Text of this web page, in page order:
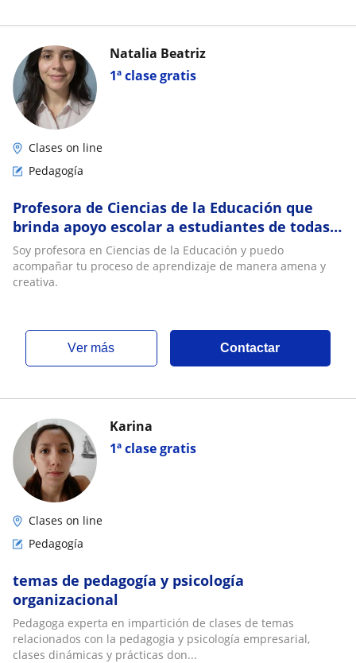
1ª clase gratis
Natalia Beatriz
Clases on line
Pedagogía
Profesora de Ciencias de la Educación que
brinda apoyo escolar a estudiantes de todas
las edades. También estudié inglés
Soy profesora en Ciencias de la Educación y puedo
acompañar tu proceso de aprendizaje de manera amena y
creativa.
ver más Contactar
1ª clase gratis
Karina
Clases on line
Pedagogía
temas de pedagogía y psicología
organizacional
Pedagoga experta en impartición de clases de temas
relacionados con la pedagogia y psicología empresarial,
clases dinámicas y prácticas don...